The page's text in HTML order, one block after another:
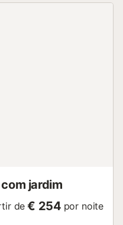
jardim
de € 254 por noite